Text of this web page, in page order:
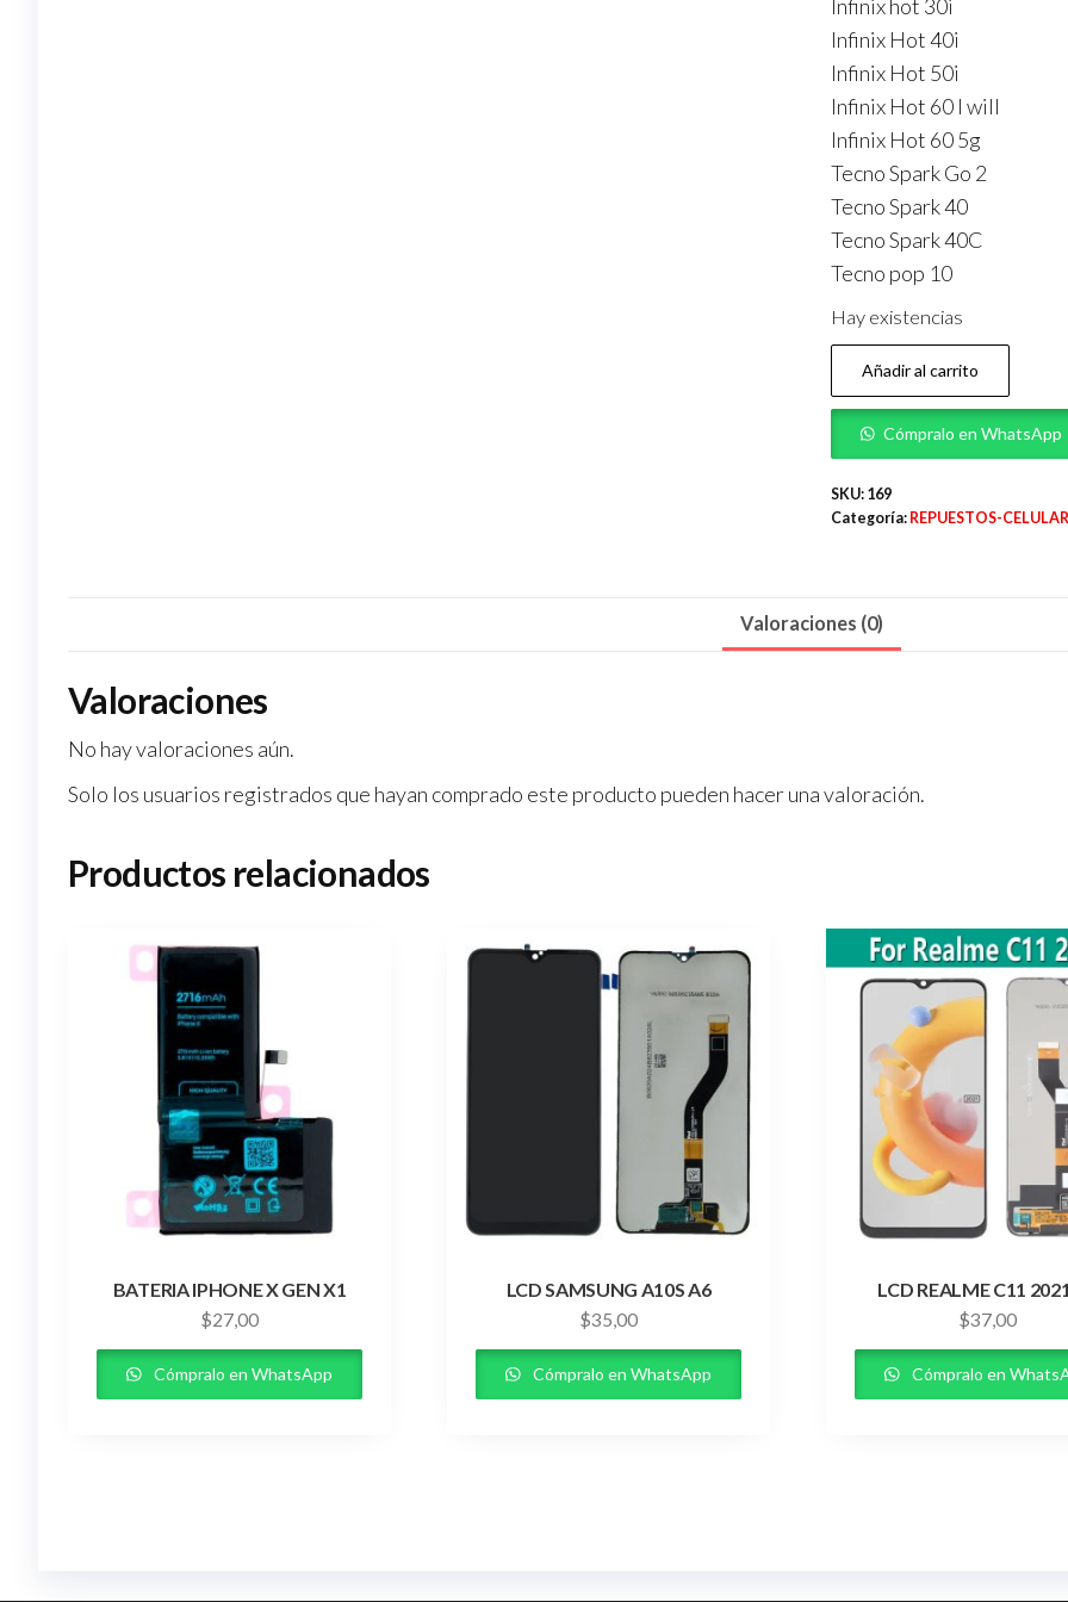
Infinix hot 30i
Infinix Hot 40i
Infinix Hot 50i
Infinix Hot 60 I will
Infinix Hot 60 5g
Tecno Spark Go 2
Tecno Spark 40
Tecno Spark 40C
Tecno pop 10
Hay existencias
LCD
INFINIX
HOT
60
I
A5
Añadir al carrito
Cómpralo en WhatsApp
SKU: 169
Categoría: REPUESTOS-
Valoraciones (0)
Valoraciones
No hay valoraciones aún.
Solo los usuarios registrados que hayan comprado este producto pueden hacer una valoración.
Productos relacionados
BATERIA IPHONE X GEN X1
$27,00
Cómpralo en WhatsApp
LCD SAMSUNG A10S A6
$35,00
Cómpralo en WhatsApp
LCD REALME C11
$37,00
Cómpralo en